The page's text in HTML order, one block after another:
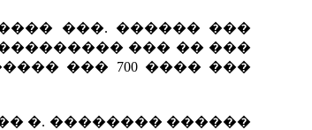
���. ������ ���
��� �� ���
��� 700 ���� ���
�. �������� ������